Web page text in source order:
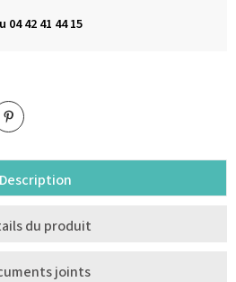
42 41 44 15
Description
du produit
joints